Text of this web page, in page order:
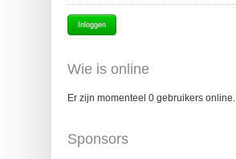
Wie is online
Er zijn momenteel 0 gebruikers online.
Sponsors